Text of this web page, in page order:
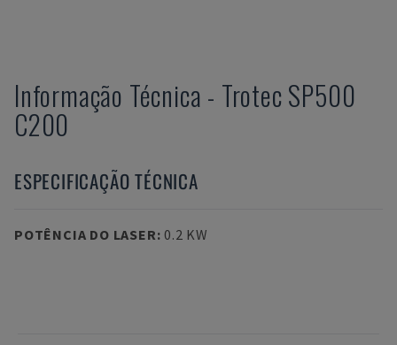
Informação Técnica - Trotec SP500
C200
ESPECIFICAÇÃO TÉCNICA
POTÊNCIA DO LASER: 0.2 KW